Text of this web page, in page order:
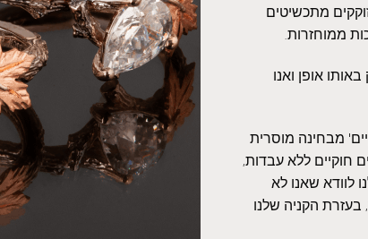
מתכשיטים
ממוחזרות.
אופן ואנו
מבחינה מוסרית
חוקיים ללא עבדות,
לוודא שאנו לא
בעזרת הקניה שלנו